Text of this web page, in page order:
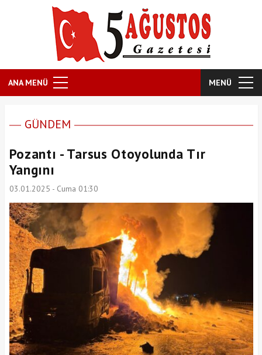
ANA MENÜ MENÜ
GÜNDEM
Pozantı - Tarsus Otoyolunda Tır
Yangını
03.01.2025 - Cuma 01:30